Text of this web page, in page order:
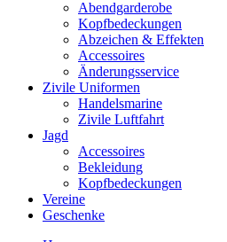
Abendgarderobe
Kopfbedeckungen
Abzeichen & Effekten
Accessoires
Änderungsservice
Zivile Uniformen
Handelsmarine
Zivile Luftfahrt
Jagd
Accessoires
Bekleidung
Kopfbedeckungen
Vereine
Geschenke